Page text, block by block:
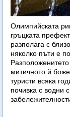
Олимпийската
гръцката
разполага с
няколко пъти е
митичното й
туристи всяка
почивка с водни